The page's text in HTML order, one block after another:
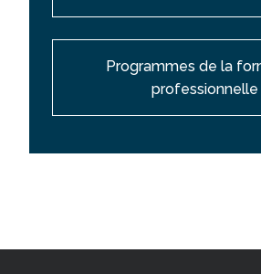
Programmes de la
professionnelle